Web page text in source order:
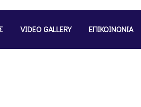
VIDEO GALLERY ΕΠΙΚΟΙΝΩΝΙΑ